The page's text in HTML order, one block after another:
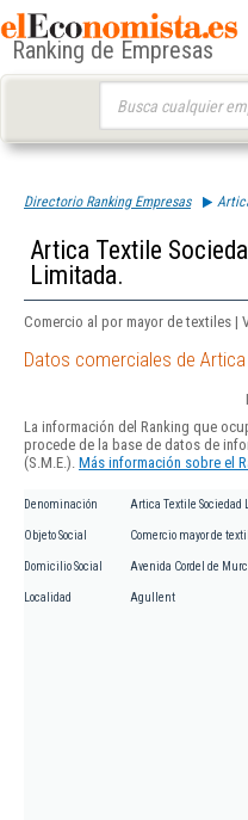
Ranking de Empresas
Directorio Ranking Empresas
Artica Textile
Limitada.
Comercio al por mayor de textiles |
Datos comerciales de
La información del Ranking que
procede de la base de datos de
(S.M.E.). Más información sobre el
Denominación Artica Textile Sociedad
Objeto Social Comercio mayor de
Domicilio Social Avenida Cordel de
Localidad Agullent